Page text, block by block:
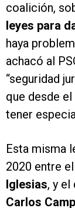
coalición,
leyes para
haya
achacó al
“seguridad
que desde
tener
Esta misma
2020 entre
Iglesias, y
Carlos